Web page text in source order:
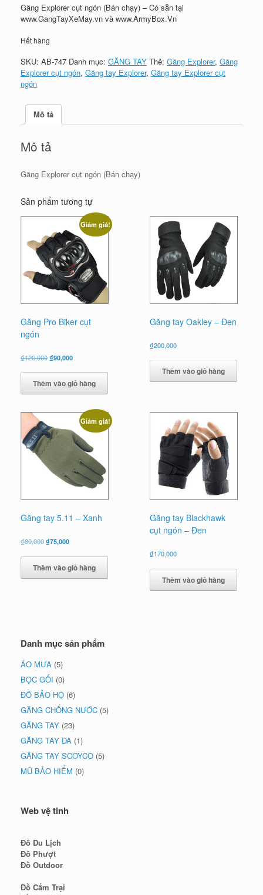
Găng Explorer cụt ngón (Bán chạy) – Có sẵn tại
www.GangTayXeMay.vn và www.ArmyBox.Vn
Hết hàng
SKU: AB-747 Danh mục: GĂNG TAY Thẻ: Găng Explorer, Găng
Explorer cụt ngón, Găng tay Explorer, Găng tay Explorer cụt
ngón
Mô tả
Mô tả
Găng Explorer cụt ngón (Bán chạy)
Sản phẩm tương tự
Giảm giá!
Găng Pro Biker cụt
ngón
₫120,000Giá
là:
₫120,000.
₫90,000Giá
tại
là:
₫90,000.
Thêm vào giỏ hàng
Găng tay Oakley – Đen
₫200,000
Thêm vào giỏ hàng
Giảm giá!
Găng tay 5.11 – Xanh
₫80,000Giá
là:
₫80,000.
₫75,000Giá
tại
là:
₫75,000.
Thêm vào giỏ hàng
Găng tay Blackhawk
cụt ngón – Đen
₫170,000
Thêm vào giỏ hàng
Danh mục sản phẩm
ÁO MƯA (5)
BỌC GỐI (0)
ĐỒ BẢO HỘ (6)
GĂNG CHỐNG NƯỚC (5)
GĂNG TAY (23)
GĂNG TAY DA (1)
GĂNG TAY SCOYCO (5)
MŨ BẢO HIỂM (0)
Web vệ tinh
Đồ Du Lịch
Đồ Phượt
Đồ Outdoor
Đồ Cắm Trại